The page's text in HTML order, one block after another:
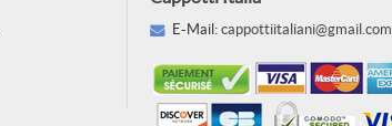
E-Mail: cappottiitaliani@gmail.com